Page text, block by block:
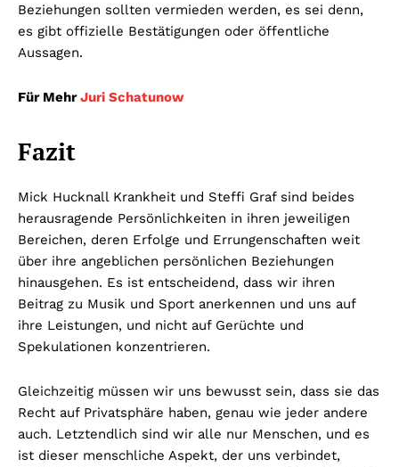
Beziehungen sollten vermieden werden, es sei denn,
es gibt offizielle Bestätigungen oder öffentliche
Aussagen.
Für MehrJuri Schatunow
Fazit
Mick Hucknall Krankheit und Steffi Graf sind beides
herausragende Persönlichkeiten in ihren jeweiligen
Bereichen, deren Erfolge und Errungenschaften weit
über ihre angeblichen persönlichen Beziehungen
hinausgehen. Es ist entscheidend, dass wir ihren
Beitrag zu Musik und Sport anerkennen und uns auf
ihre Leistungen, und nicht auf Gerüchte und
Spekulationen konzentrieren.
Gleichzeitig müssen wir uns bewusst sein, dass sie das
Recht auf Privatsphäre haben, genau wie jeder andere
auch. Letztendlich sind wir alle nur Menschen, und es
ist dieser menschliche Aspekt, der uns verbindet,